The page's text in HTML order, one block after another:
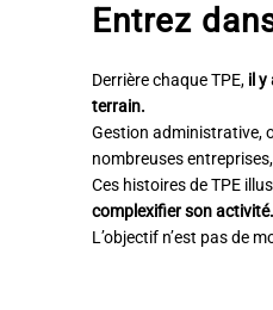
Entrez
Derrière chaque TPE, il y
terrain.
Gestion administrative,
nombreuses
Ces histoires de TPE
complexifier son activité.
L’objectif n’est pas de